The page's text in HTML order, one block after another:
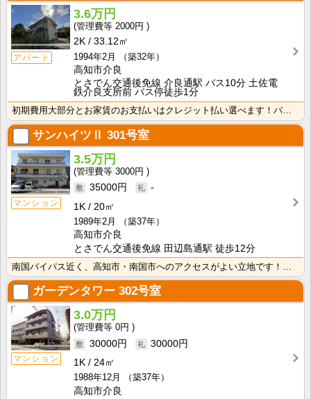
アパート
3.6万円
2000円
2K
33.12㎡
1994年2月
（築32年）
高知市介良
とさでん交通後免線 介良通駅 バス10分 土佐電
鉄介良支所前 バス停徒歩1分
初期費用大部分とお家賃のお支払いはクレジット払い選べます！バス・トイレ別なので、ゆったり湯船に浸かれ･･･
サンハイツⅡ 301号室
マンション
3.5万円
3000円
35000円
-
1K
20㎡
1989年2月
（築37年）
高知市介良
とさでん交通後免線 田辺島通駅 徒歩12分
ガーデンタワー 302号室
マンション
3.0万円
0円
30000円
30000円
1K
24㎡
1988年12月
（築37年）
高知市介良